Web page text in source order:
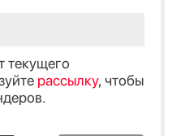
текущего
рассылку, чтобы